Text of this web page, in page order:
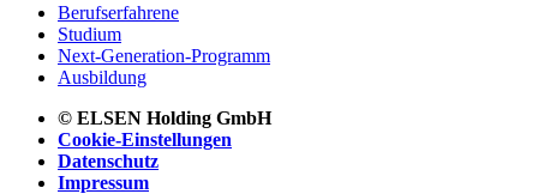
Berufserfahrene
Studium
Next-Generation-Programm
Ausbildung
© ELSEN Holding GmbH
Cookie-Einstellungen
Datenschutz
Impressum